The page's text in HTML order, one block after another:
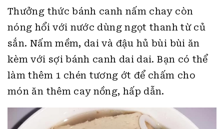
Thưởng thức bánh canh nấm chay còn
nóng hổi với nước dùng ngọt thanh từ củ
sắn. Nấm mềm, dai và đậu hủ bùi bùi ăn
kèm với sợi bánh canh dai dai. Bạn có thể
làm thêm 1 chén tương ớt để chấm cho
món ăn thêm cay nồng, hấp dẫn.